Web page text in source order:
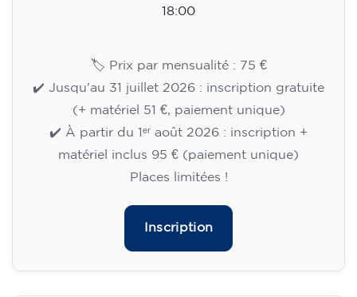
18:00
🏷️ Prix par mensualité : 75 €
✔️ Jusqu'au 31 juillet 2026 : inscription gratuite
(+ matériel 51 €, paiement unique)
✔️ À partir du 1ᵉʳ août 2026 : inscription +
matériel inclus 95 € (paiement unique)
Places limitées !
Inscription